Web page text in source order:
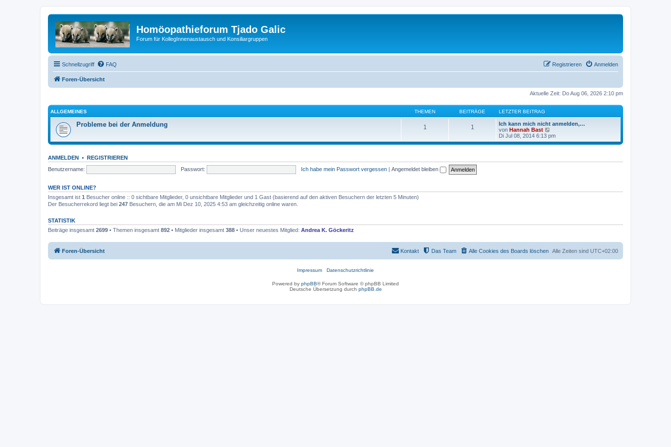
Homöopathieforum Tjado Galic
Forum für KollegInnenaustausch und Konsiliargruppen
Schnellzugriff FAQ Anmelden
Registrieren
Foren-Übersicht
Aktuelle Zeit: Do Aug 06, 2026 2:10 pm
ALLGEMEINES THEMEN BEITRÄGE LETZTER BEITRAG
Probleme bei der Anmeldung 1 1
Ich kann mich nicht anmelden,…
von Hannah Bast
e
u
Di Jul 08, 2014 6:13 pm
ANMELDEN • REGISTRIEREN
Benutzername:
Passwort: Ich habe mein Passwort vergessen | Angemeldet bleiben
WER IST ONLINE?
Insgesamt ist 1 Besucher online :: 0 sichtbare Mitglieder, 0 unsichtbare Mitglieder und 1 Gast (basierend auf den aktiven Besuchern der letzten 5 Minuten)
Der Besucherrekord liegt bei 247 Besuchern, die am Mi Dez 10, 2025 4:53 am gleichzeitig online waren.
STATISTIK
Beiträge insgesamt 2699 • Themen insgesamt 892 • Mitglieder insgesamt 388 • Unser neuestes Mitglied: Andrea K. Göckeritz
Foren-Übersicht Alle Zeiten sind UTC+02:00
Alle Cookies des Boards löschen
Das Team
Kontakt
Impressum Datenschutzrichtlinie
Powered by phpBB® Forum Software © phpBB Limited
Deutsche Übersetzung durch phpBB.de